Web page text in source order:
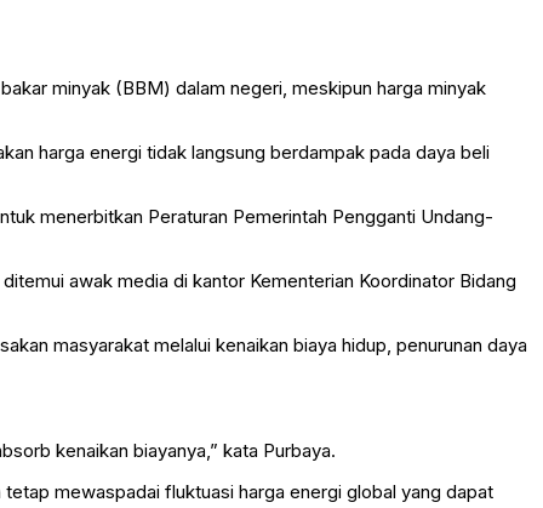
minyak (BBM) dalam negeri, meskipun harga minyak
harga energi tidak langsung berdampak pada daya beli
menerbitkan Peraturan Pemerintah Pengganti Undang-
awak media di kantor Kementerian Koordinator Bidang
masyarakat melalui kenaikan biaya hidup, penurunan daya
kenaikan biayanya,” kata Purbaya.
mewaspadai fluktuasi harga energi global yang dapat